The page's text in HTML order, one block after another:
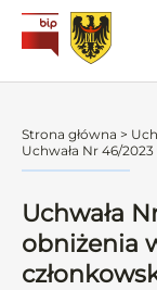
Strona główna >
Uchwała Nr 46/
Uchwała
obniżenia